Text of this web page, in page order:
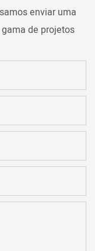
enviar uma
de projetos